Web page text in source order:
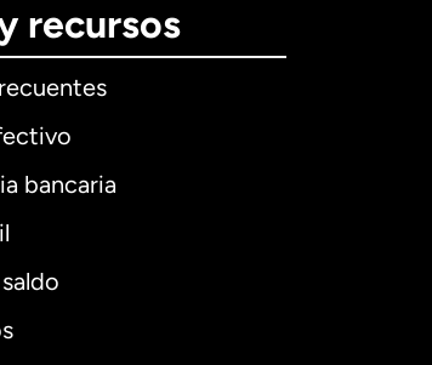
recursos
bancaria